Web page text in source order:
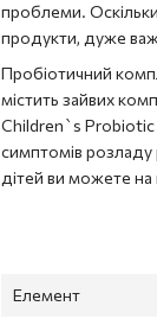
проблеми.
продукти, дуже
Пробіотичний
містить зайвих
Children`s Probiotic
симптомів розладу
дітей ви можете на
Елемент